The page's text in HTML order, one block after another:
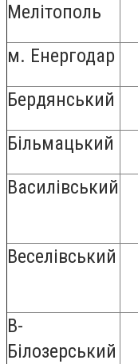
Мелітополь
м. Енергодар
Бердянський
Більмацький
Василівський
Веселівський
В-
Білозерський